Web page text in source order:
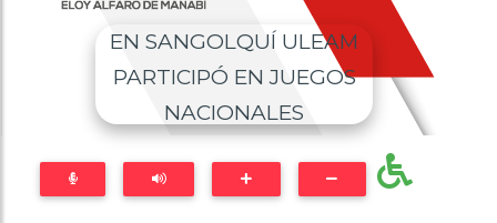
EN SANGOLQUÍ ULEAM
PARTICIPÓ EN JUEGOS
NACIONALES